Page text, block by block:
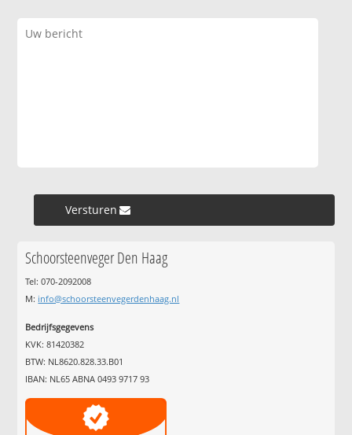
Versturen »
Schoorsteenveger Den Haag
Tel: 070-2092008
M: info@schoorsteenvegerdenhaag.nl
Bedrijfsgegevens
KVK: 81420382
BTW: NL8620.828.33.B01
IBAN: NL65 ABNA 0493 9717 93